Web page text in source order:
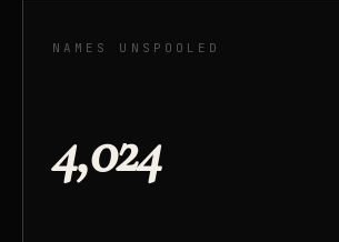
NAMES UNSPOOLED
4,024